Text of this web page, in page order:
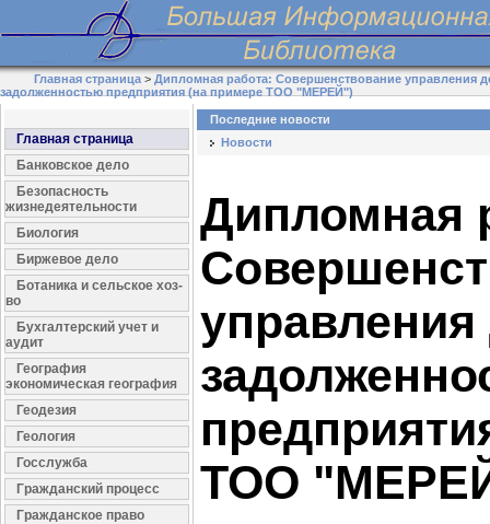
Главная страница >Дипломная работа: Совершенствование управления
задолженностью предприятия (на примере ТОО "МЕРЕЙ")
Главная страница
Банковское дело
Безопасность
жизнедеятельности
Биология
Биржевое дело
Ботаника и сельское хоз-
во
Бухгалтерский учет и
аудит
География
экономическая география
Геодезия
Геология
Госслужба
Гражданский процесс
Гражданское право
Последние новости
Новости
Дипломная
управления
ТОО